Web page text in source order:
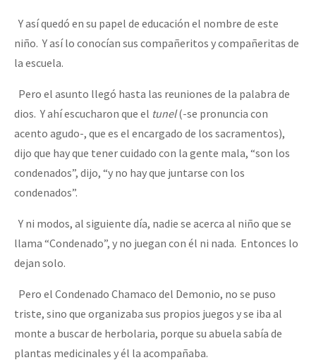
Y así quedó en su papel de educación el nombre de este
niño. Y así lo conocían sus compañeritos y compañeritas de
la escuela.
Pero el asunto llegó hasta las reuniones de la palabra de
dios. Y ahí escucharon que el tunel(-se pronuncia con
acento agudo-, que es el encargado de los sacramentos),
dijo que hay que tener cuidado con la gente mala, “son los
condenados”, dijo, “y no hay que juntarse con los
condenados”.
Y ni modos, al siguiente día, nadie se acerca al niño que se
llama “Condenado”, y no juegan con él ni nada. Entonces lo
dejan solo.
Pero el Condenado Chamaco del Demonio, no se puso
triste, sino que organizaba sus propios juegos y se iba al
monte a buscar de herbolaria, porque su abuela sabía de
plantas medicinales y él la acompañaba.